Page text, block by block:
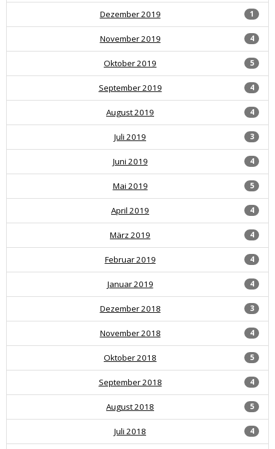
1
Dezember 2019
4
November 2019
5
Oktober 2019
4
September 2019
4
August 2019
3
Juli 2019
4
Juni 2019
5
Mai 2019
4
April 2019
4
März 2019
4
Februar 2019
4
Januar 2019
3
Dezember 2018
4
November 2018
5
Oktober 2018
4
September 2018
5
August 2018
4
Juli 2018